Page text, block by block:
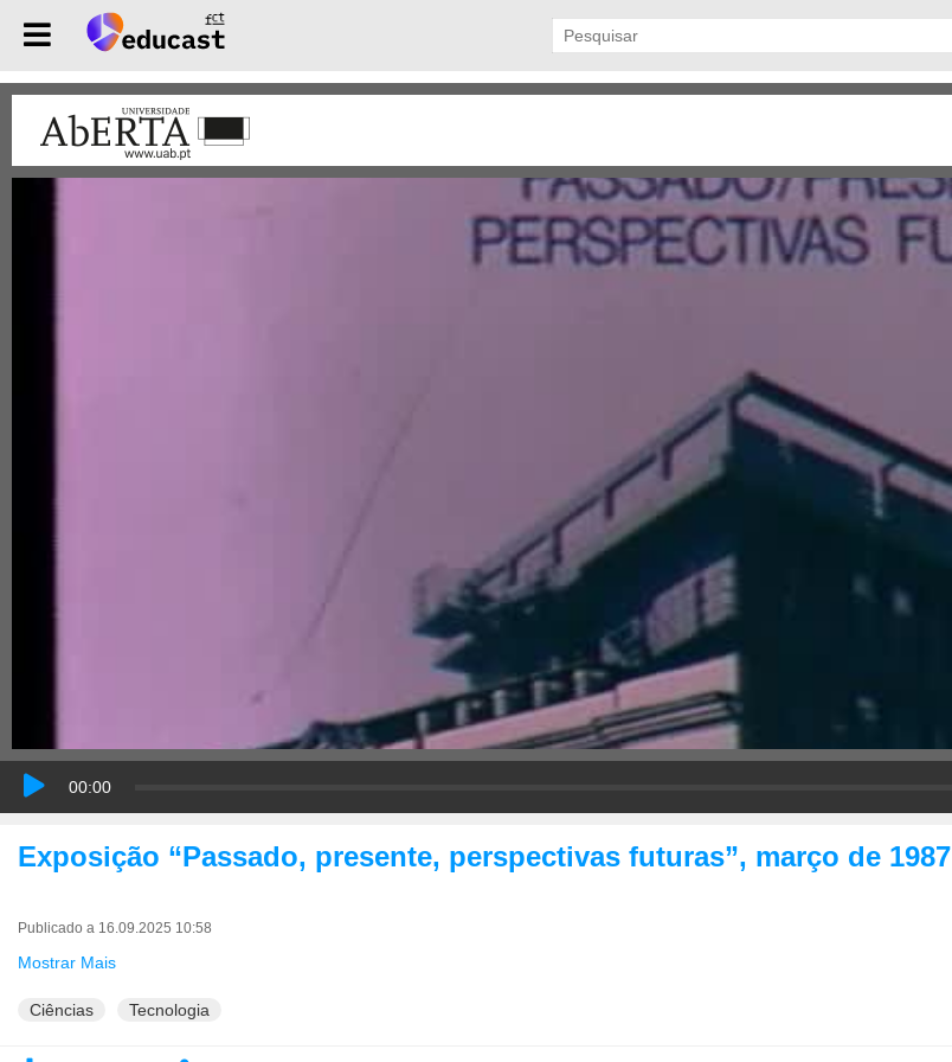
00:00
Exposição “Passado, presente, perspectivas futuras”, março de 1987
Publicado a 16.09.2025 10:58
Mostrar Mais
Ciências Tecnologia